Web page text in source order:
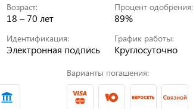
Возраст:
18 – 70 лет
Процент одобрения:
89%
Идентификация:
Электронная подпись
График работы:
Круглосуточно
Варианты погашения: